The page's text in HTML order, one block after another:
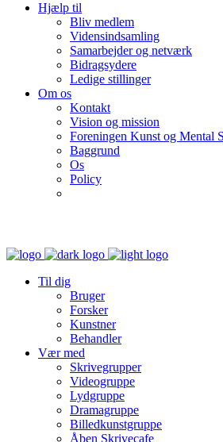
Hjælp til
Bliv medlem
Vidensindsamling
Samarbejder og netværk
Bidragsydere
Ledige stillinger
Om os
Kontakt
Vision og mission
Foreningen Kunst og Mental
Baggrund
Os
Policy
Til dig
Bruger
Forsker
Kunstner
Behandler
Vær med
Skrivegrupper
Videogruppe
Lydgruppe
Dramagruppe
Billedkunstgruppe
Åben Skrivecafe